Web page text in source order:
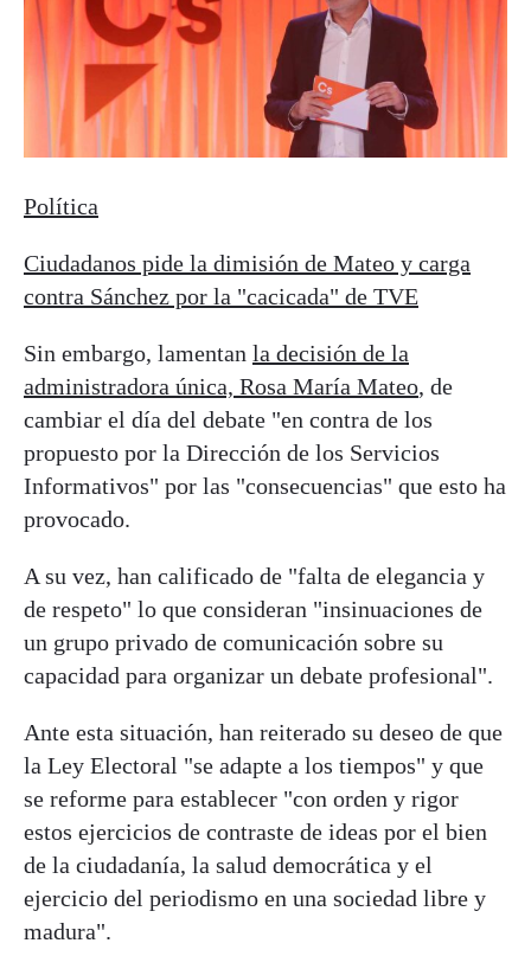
Política
Ciudadanos pide la dimisión de Mateo y carga
contra Sánchez por la "cacicada" de TVE
Sin embargo, lamentan la decisión de la
administradora única, Rosa María Mateo, de
cambiar el día del debate "en contra de los
propuesto por la Dirección de los Servicios
Informativos" por las "consecuencias" que esto ha
provocado.
A su vez, han calificado de "falta de elegancia y
de respeto" lo que consideran "insinuaciones de
un grupo privado de comunicación sobre su
capacidad para organizar un debate profesional".
Ante esta situación, han reiterado su deseo de que
la Ley Electoral "se adapte a los tiempos" y que
se reforme para establecer "con orden y rigor
estos ejercicios de contraste de ideas por el bien
de la ciudadanía, la salud democrática y el
ejercicio del periodismo en una sociedad libre y
madura".